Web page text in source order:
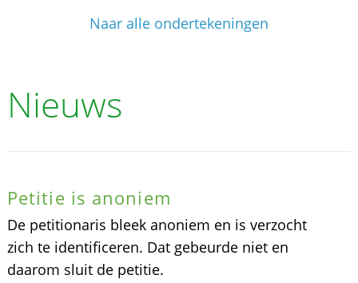
Naar alle ondertekeningen
Nieuws
Petitie is anoniem
De petitionaris bleek anoniem en is verzocht
zich te identificeren. Dat gebeurde niet en
daarom sluit de petitie.